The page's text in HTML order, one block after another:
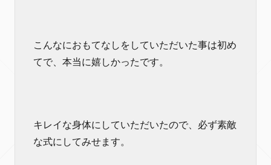
こんなにおもてなしをしていただいた事は初め
てで、本当に嬉しかったです。
キレイな身体にしていただいたので、必ず素敵
な式にしてみせます。